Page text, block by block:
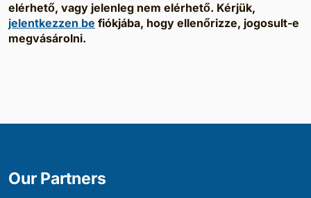
elérhető, vagy jelenleg nem elérhető. Kérjük,
jelentkezzen be fiókjába, hogy ellenőrizze, jogosult-e
megvásárolni.
Our Partners